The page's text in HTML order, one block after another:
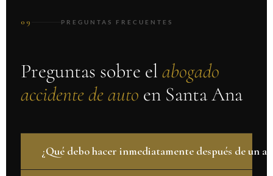
09 PREGUNTAS FRECUENTES
Preguntas sobre el abogado
accidente de auto en Santa Ana
¿Qué debo hacer inmediatamente después de un